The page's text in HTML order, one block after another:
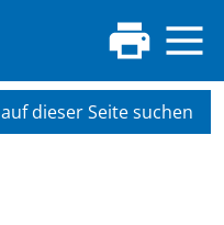
auf dieser Seite suchen